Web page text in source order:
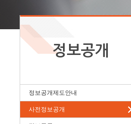
정보공개
정보공개제도안내
사전정보공개